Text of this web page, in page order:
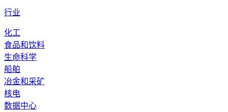
行业
化工
食品和饮料
生命科学
船舶
冶金和采矿
核电
数据中心